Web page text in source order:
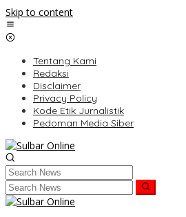
Skip to content
Tentang Kami
Redaksi
Disclaimer
Privacy Policy
Kode Etik Jurnalistik
Pedoman Media Siber